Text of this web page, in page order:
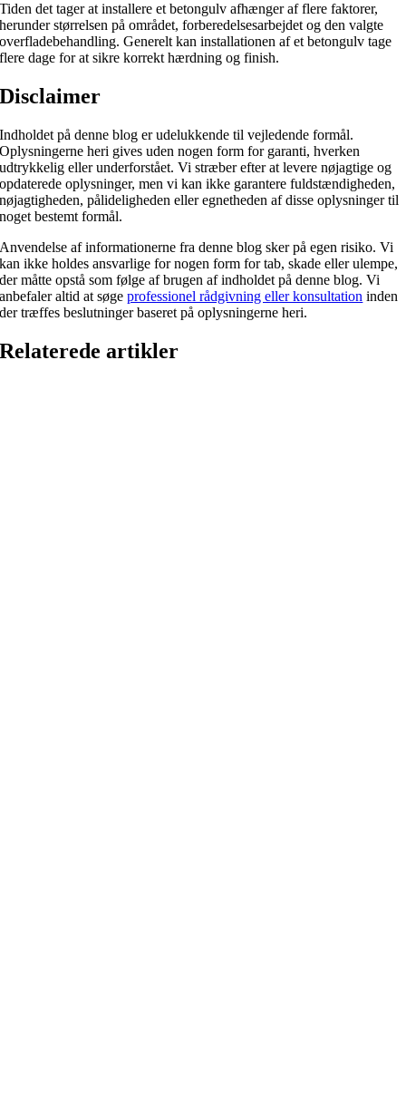
Tiden det tager at installere et betongulv afhænger af flere faktorer,
herunder størrelsen på området, forberedelsesarbejdet og den valgte
overfladebehandling. Generelt kan installationen af et betongulv tage
flere dage for at sikre korrekt hærdning og finish.
Disclaimer
Indholdet på denne blog er udelukkende til vejledende formål.
Oplysningerne heri gives uden nogen form for garanti, hverken
udtrykkelig eller underforstået. Vi stræber efter at levere nøjagtige og
opdaterede oplysninger, men vi kan ikke garantere fuldstændigheden,
nøjagtigheden, pålideligheden eller egnetheden af disse oplysninger til
noget bestemt formål.
Anvendelse af informationerne fra denne blog sker på egen risiko. Vi
kan ikke holdes ansvarlige for nogen form for tab, skade eller ulempe,
der måtte opstå som følge af brugen af indholdet på denne blog. Vi
anbefaler altid at søgeprofessionel rådgivning eller konsultation inden
der træffes beslutninger baseret på oplysningerne heri.
Relaterede artikler